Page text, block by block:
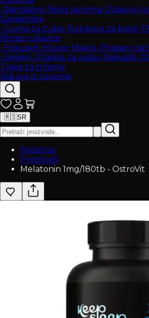
• Bandažeri• Boks oprema• Džakovi i
Garderoba
• Guma za zube• Rukavice za boks•
Fitnes rukavice
• Fokuseri• Klupe• Majice• Pojasevi za
• Šejkeri / Flašice za vodu• Rekviziti•
Trake za trčanje
Vidi sve iz opreme
🇷🇸SR
Početna
Proizvodi
Melatonin 1mg/180tb - OstroVit